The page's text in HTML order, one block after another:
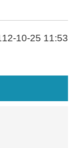
10-25 11:53